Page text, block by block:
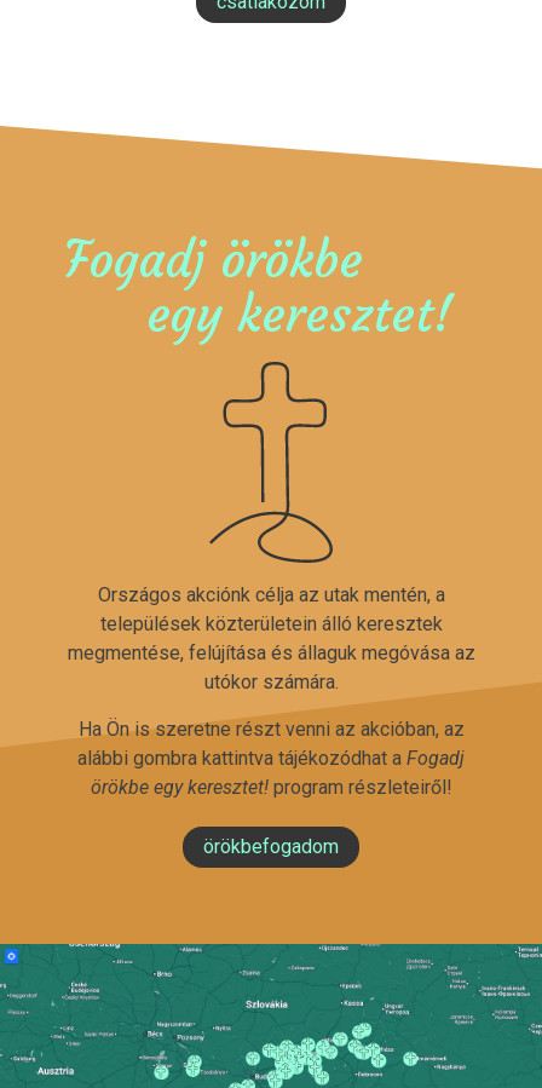
Fogadj örökbe
egy keresztet!
Országos akciónk célja az utak mentén, a
települések közterületein álló keresztek
megmentése, felújítása és állaguk megóvása az
utókor számára.
Ha Ön is szeretne részt venni az akcióban, az
alábbi gombra kattintva tájékozódhat a Fogadj
örökbe egy keresztet!program részleteiről!
örökbefogadom